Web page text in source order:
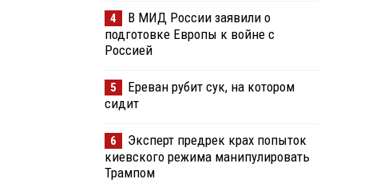
4
В МИД России заявили о
подготовке Европы к войне с
Россией
5
Ереван рубит сук, на котором
сидит
6
Эксперт предрек крах попыток
киевского режима манипулировать
Трампом